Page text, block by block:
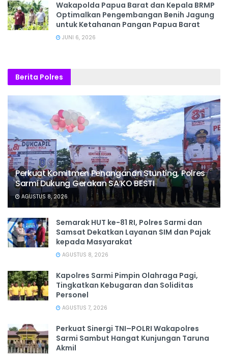
Wakapolda Papua Barat dan Kepala BRMP
Optimalkan Pengembangan Benih Jagung
untuk Ketahanan Pangan Papua Barat
JUNI 6, 2026
Berita Polres
Perkuat Komitmen Penanganan Stunting, Polres
Sarmi Dukung Gerakan SA’KO BESTI
AGUSTUS 8, 2026
Semarak HUT ke-81 RI, Polres Sarmi dan
Samsat Dekatkan Layanan SIM dan Pajak
kepada Masyarakat
AGUSTUS 8, 2026
Kapolres Sarmi Pimpin Olahraga Pagi,
Tingkatkan Kebugaran dan Soliditas
Personel
AGUSTUS 7, 2026
Perkuat Sinergi TNI–POLRI Wakapolres
Sarmi Sambut Hangat Kunjungan Taruna
Akmil